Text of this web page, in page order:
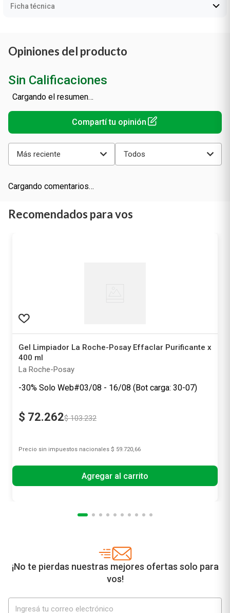
Ficha técnica
Opiniones del producto
Sin Calificaciones
Cargando el resumen…
Más reciente Todos
Cargando comentarios…
Recomendados para vos
Gel Limpiador La Roche-Posay Effaclar Purificante x
400 ml
La Roche-Posay
-30% Solo Web#03/08 - 16/08 (Bot carga: 30-07)
$ 72.262$ 103.232
Precio sin impuestos nacionales $ 59.720,66
Agregar al carrito
¡No te pierdas nuestras mejores ofertas solo para
vos!